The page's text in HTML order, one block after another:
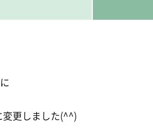
変更しました(^^)